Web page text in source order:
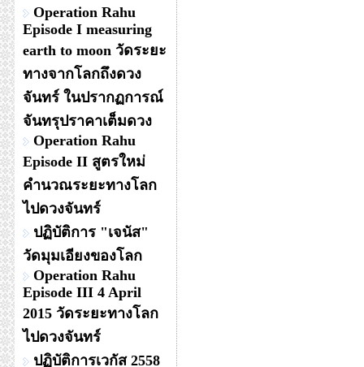
Operation Rahu
Episode I measuring
earth to moon วัดระยะ
ทางจากโลกถึงดวง
จันทร์ ในปรากฏการณ์
จันทรุปราคาเต็มดวง
Operation Rahu
Episode II สูตรใหม่
คำนวณระยะทางโลก
ไปดวงจันทร์
ปฏิบัติการ "เจนัส"
วัดมุมเอียงของโลก
Operation Rahu
Episode III 4 April
2015 วัดระยะทางโลก
ไปดวงจันทร์
ปฏิบัติการเวกัส 2558